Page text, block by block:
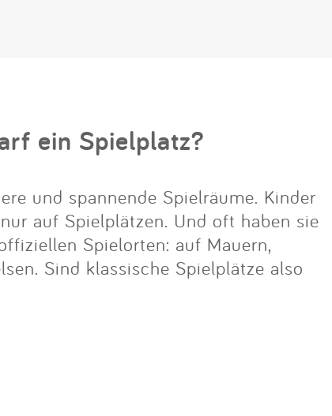
ein Spielplatz?
und spannende Spielräume. Kinder
auf Spielplätzen. Und oft haben sie
Spielorten: auf Mauern,
Sind klassische Spielplätze also